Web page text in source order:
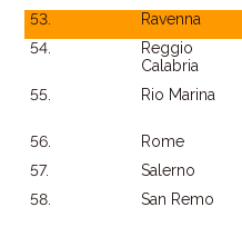
53. Ravenna
54.
Reggio
Calabria
55.
Rio Marina
56.
Rome
57.
Salerno
58.
San Remo